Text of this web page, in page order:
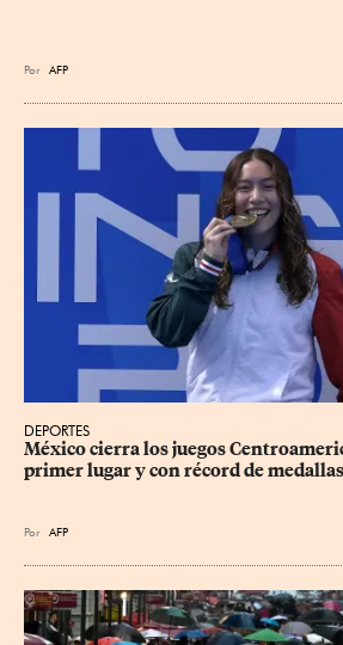
Por AFP
DEPORTES
México cierra los juegos
primer lugar y con récord de medallas
Por AFP